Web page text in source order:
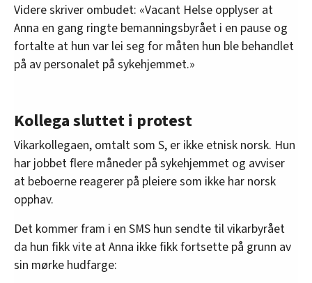
Videre skriver ombudet: «Vacant Helse opplyser at
Anna en gang ringte bemanningsbyrået i en pause og
fortalte at hun var lei seg for måten hun ble behandlet
på av personalet på sykehjemmet.»
Kollega sluttet i protest
Vikarkollegaen, omtalt som S, er ikke etnisk norsk. Hun
har jobbet flere måneder på sykehjemmet og avviser
at beboerne reagerer på pleiere som ikke har norsk
opphav.
Det kommer fram i en SMS hun sendte til vikarbyrået
da hun fikk vite at Anna ikke fikk fortsette på grunn av
sin mørke hudfarge: